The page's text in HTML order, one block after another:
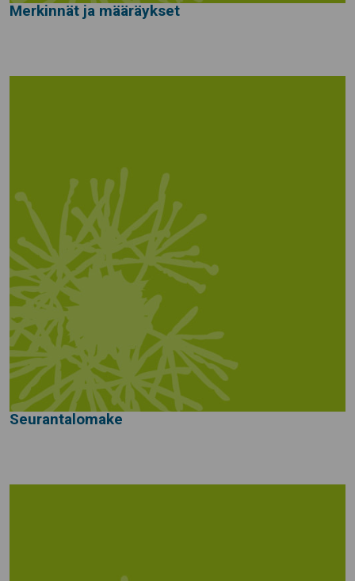
Merkinnät ja määräykset
Seurantalomake